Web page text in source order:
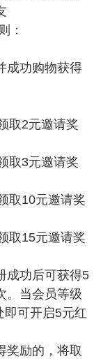
：
成功购物获得
取2元邀请奖
取3元邀请奖
取10元邀请奖
取15元邀请奖
成功后可获得5
。当会员等级
即可开启5元红
奖励的，将取